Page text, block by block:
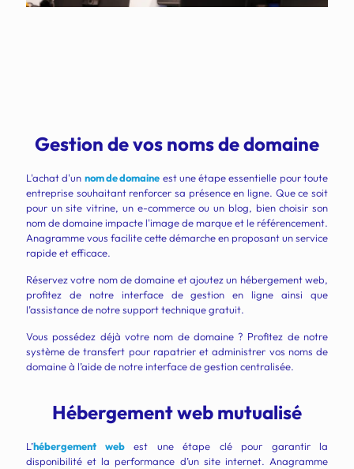
Gestion de vos noms de domaine
L'achat d'un nom de domaine est une étape essentielle pour toute
entreprise souhaitant renforcer sa présence en ligne. Que ce soit
pour un site vitrine, un e-commerce ou un blog, bien choisir son
nom de domaine impacte l'image de marque et le référencement.
Anagramme vous facilite cette démarche en proposant un service
rapide et efficace.
Réservez votre nom de domaine et ajoutez un hébergement web,
profitez de notre interface de gestion en ligne ainsi que
l’assistance de notre support technique gratuit.
Vous possédez déjà votre nom de domaine ? Profitez de notre
système de transfert pour rapatrier et administrer vos noms de
domaine à l’aide de notre interface de gestion centralisée.
Hébergement web mutualisé
L’hébergement webest une étape clé pour garantir la
disponibilité et la performance d’un site internet. Anagramme